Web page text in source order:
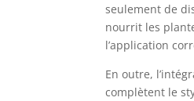
seulement de
nourrit les
l’application
En outre,
complètent le